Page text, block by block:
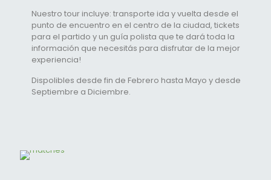
Nuestro tour incluye: transporte ida y vuelta desde el
punto de encuentro en el centro de la ciudad, tickets
para el partido y un guía polista que te dará toda la
información que necesitás para disfrutar de la mejor
experiencia!
Dispolibles desde fin de Febrero hasta Mayo y desde
Septiembre a Diciembre.